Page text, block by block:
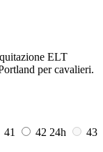
ELT
per cavalieri.
41 42 24h
43